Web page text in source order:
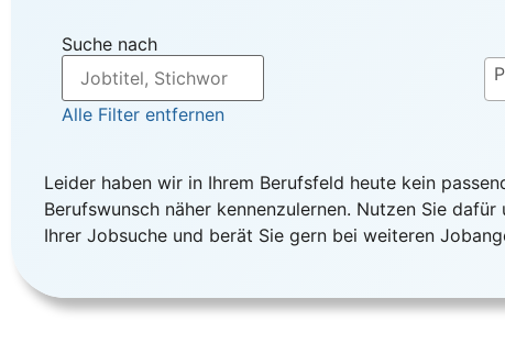
Suche nach
Alle Filter entfernen
Leider haben wir in Ihrem Berufsfeld heute kein
Berufswunsch näher kennenzulernen. Nutzen Sie
Ihrer Jobsuche und berät Sie gern bei weiteren